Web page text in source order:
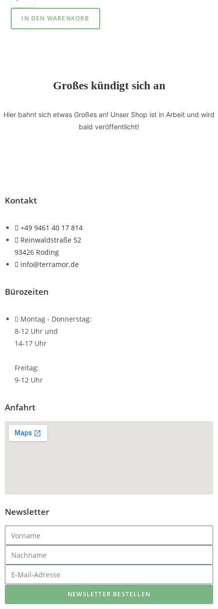
IN DEN WARENKORB
Großes kündigt sich an
Hier bahnt sich etwas Großes an! Unser Shop ist in Arbeit und wird
bald veröffentlicht!
Kontakt
+49 9461 40 17 814
Reinwaldstraße 52
93426 Roding
info@terramor.de
Bürozeiten
Montag - Donnerstag:
8-12 Uhr und
14-17 Uhr
Freitag:
9-12 Uhr
Anfahrt
Newsletter
NEWSLETTER BESTELLEN